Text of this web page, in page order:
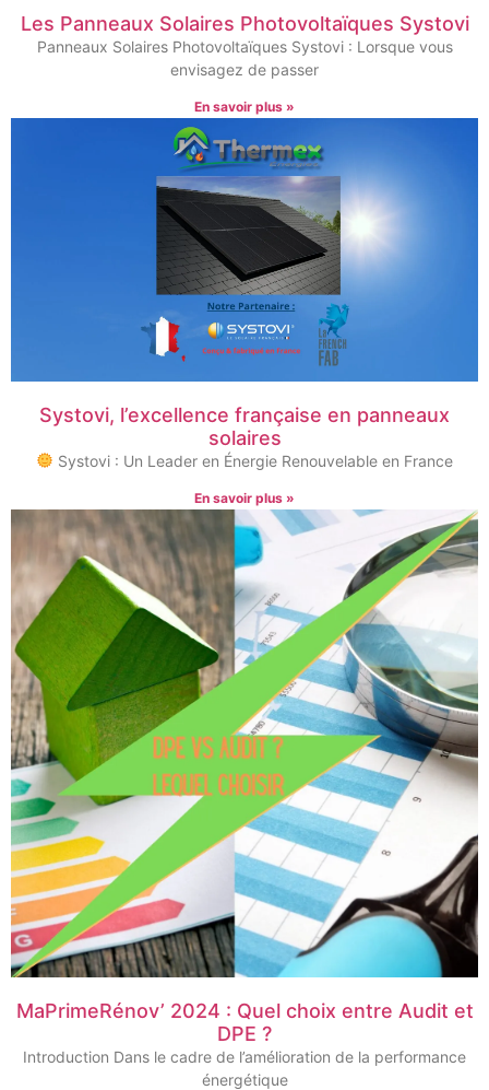
Les Panneaux Solaires Photovoltaïques Systovi
Panneaux Solaires Photovoltaïques Systovi : Lorsque vous
envisagez de passer
En savoir plus »
Systovi, l’excellence française en panneaux
solaires
Systovi : Un Leader en Énergie Renouvelable en France
En savoir plus »
MaPrimeRénov’ 2024 : Quel choix entre Audit et
DPE ?
Introduction Dans le cadre de l’amélioration de la performance
énergétique